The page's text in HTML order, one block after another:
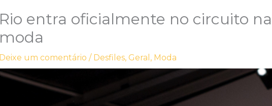
Rio entra oficialmente no circuito
moda
Deixe um comentário / Desfiles, Geral , Moda